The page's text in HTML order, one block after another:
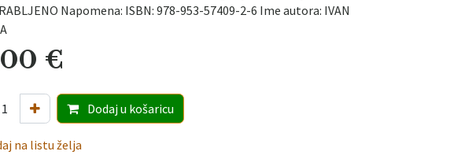
Napomena: ISBN: 978-953-57409-2-6 Ime autora: IVAN
€
Dodaju košaricu
na listu želja